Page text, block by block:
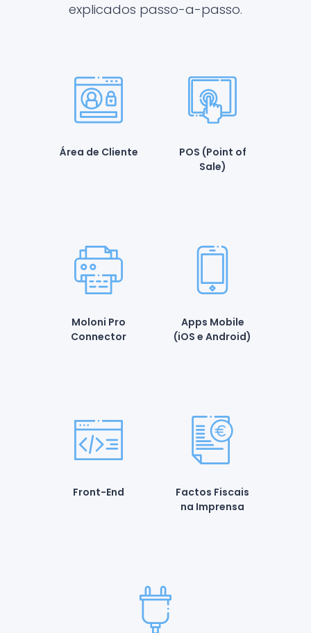
explicados passo-a-passo.
Área de Cliente
POS (Point of
Sale)
Moloni Pro
Connector
Apps Mobile
(iOS e Android)
Front-End
Factos Fiscais
na Imprensa